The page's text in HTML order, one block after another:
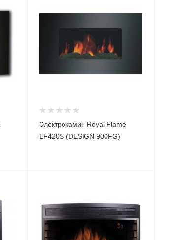
Электрокамин Royal Flame
EF420S (DESIGN 900FG)